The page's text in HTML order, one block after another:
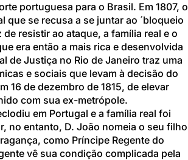
portuguesa para o Brasil. Em 1807, o
que se recusa a se juntar ao ´bloqueio
de resistir ao ataque, a família real e o
era então a mais rica e desenvolvida
de Justiça no Rio de Janeiro traz uma
e sociais que levam à decisão do
16 de dezembro de 1815, de elevar
com sua ex-metrópole.
em Portugal e a família real foi
no entanto, D. João nomeia o seu filho
como Príncipe Regente do
vê sua condição complicada pela